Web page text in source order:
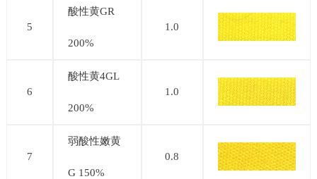
5
酸性黄GR
200%
1.0
6
酸性黄4GL
200%
1.0
7
弱酸性嫩黄
G 150%
0.8